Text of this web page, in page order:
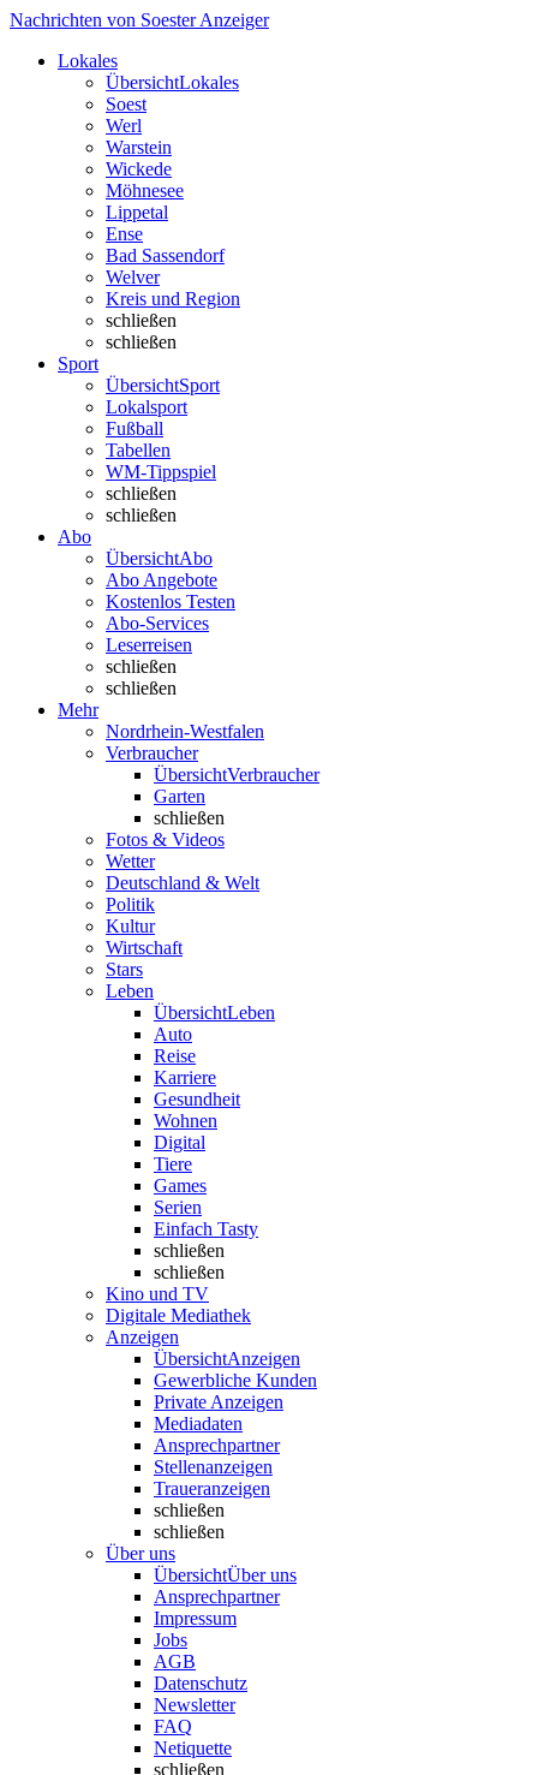
Nachrichten von Soester Anzeiger
Lokales
ÜbersichtLokales
Soest
Werl
Warstein
Wickede
Möhnesee
Lippetal
Ense
Bad Sassendorf
Welver
Kreis und Region
schließen
schließen
Sport
ÜbersichtSport
Lokalsport
Fußball
Tabellen
WM-Tippspiel
schließen
schließen
Abo
ÜbersichtAbo
Abo Angebote
Kostenlos Testen
Abo-Services
Leserreisen
schließen
schließen
Mehr
Nordrhein-Westfalen
Verbraucher
ÜbersichtVerbraucher
Garten
schließen
Fotos & Videos
Wetter
Deutschland & Welt
Politik
Kultur
Wirtschaft
Stars
Leben
ÜbersichtLeben
Auto
Reise
Karriere
Gesundheit
Wohnen
Digital
Tiere
Games
Serien
Einfach Tasty
schließen
schließen
Kino und TV
Digitale Mediathek
Anzeigen
ÜbersichtAnzeigen
Gewerbliche Kunden
Private Anzeigen
Mediadaten
Ansprechpartner
Stellenanzeigen
Traueranzeigen
schließen
schließen
Über uns
ÜbersichtÜber uns
Ansprechpartner
Impressum
Jobs
AGB
Datenschutz
Newsletter
FAQ
Netiquette
schließen